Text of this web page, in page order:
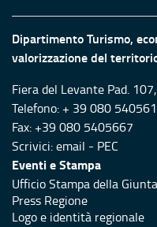
Dipartimento Turismo,
valorizzazione del
Fiera del Levante Pad.
Telefono: + 39 080
Fax: +39 080 5405667
Scrivici:email - PEC
Eventi e Stampa
Ufficio Stampa della Giunta
Press Regione
Logo e identità regionale